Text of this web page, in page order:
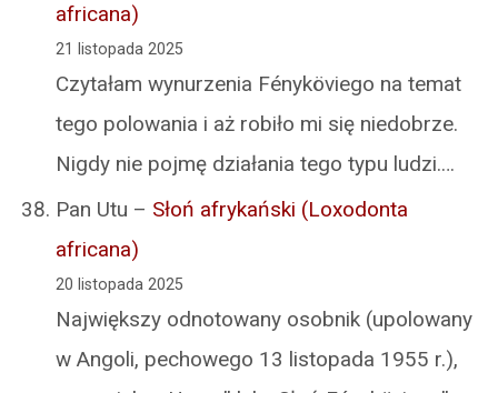
africana)
21 listopada 2025
Czytałam wynurzenia Fényköviego na temat
tego polowania i aż robiło mi się niedobrze.
Nigdy nie pojmę działania tego typu ludzi.…
Pan Utu – Słoń afrykański (Loxodonta
africana)
20 listopada 2025
Największy odnotowany osobnik (upolowany
w Angoli, pechowego 13 listopada 1955 r.),